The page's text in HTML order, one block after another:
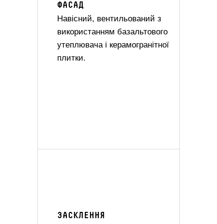
ФАСАД
Навісний, вентильований з
використанням базальтового
утеплювача і керамогранітної
плитки.
ЗАСКЛЕННЯ